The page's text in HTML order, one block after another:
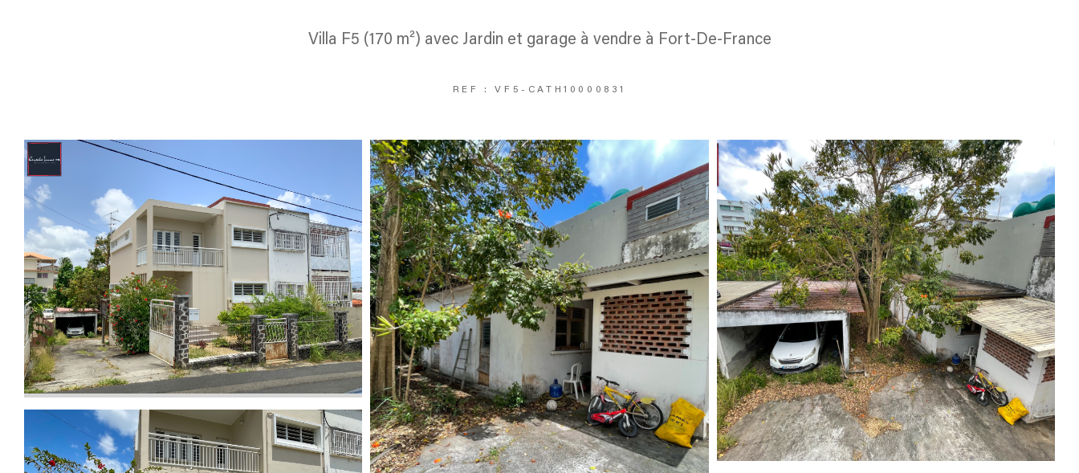
Villa F5 (170 m²) avec Jardin et garage à vendre à Fort-De-France
REF : VF5-CATH10000831